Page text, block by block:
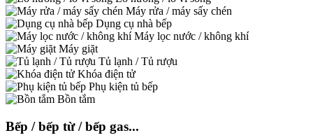
Máy rửa / máy sấy chén
Dụng cụ nhà bếp
Máy lọc nước / không khí
Máy giặt
Tủ lạnh / Tủ rượu
Khóa điện tử
Phụ kiện tủ bếp
Bồn tắm
Bếp / bếp từ / bếp gas...